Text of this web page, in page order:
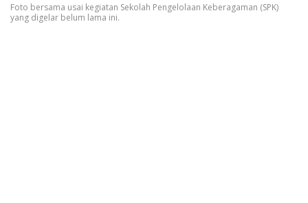
Foto bersama usai kegiatan Sekolah Pengelolaan Keberagaman (SPK)
yang digelar belum lama ini.